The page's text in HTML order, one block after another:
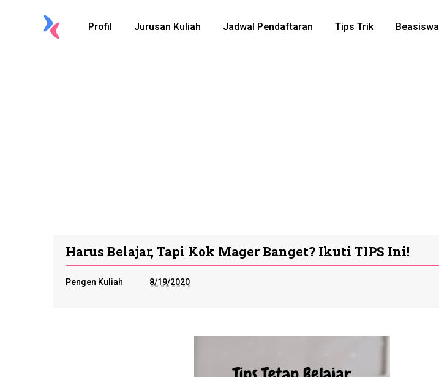
Profil Jurusan Kuliah Jadwal Pendaftaran Tips Trik Beasiswa
Harus Belajar, Tapi Kok Mager Banget? Ikuti TIPS Ini!
Pengen Kuliah 8/19/2020